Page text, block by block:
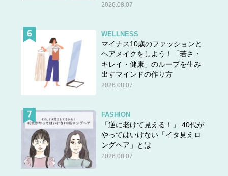
2026.08.07
WELLNESS
マイナス10歳のファッションと
ヘアメイクをしよう！「若さ・
キレイ・健康」のループを生み
出すマインドの作り方
2026.08.07
FASHION
「逆に老けて見える！」 40代が
やってはいけない「イタ見えロ
ングヘア」とは
2026.08.07